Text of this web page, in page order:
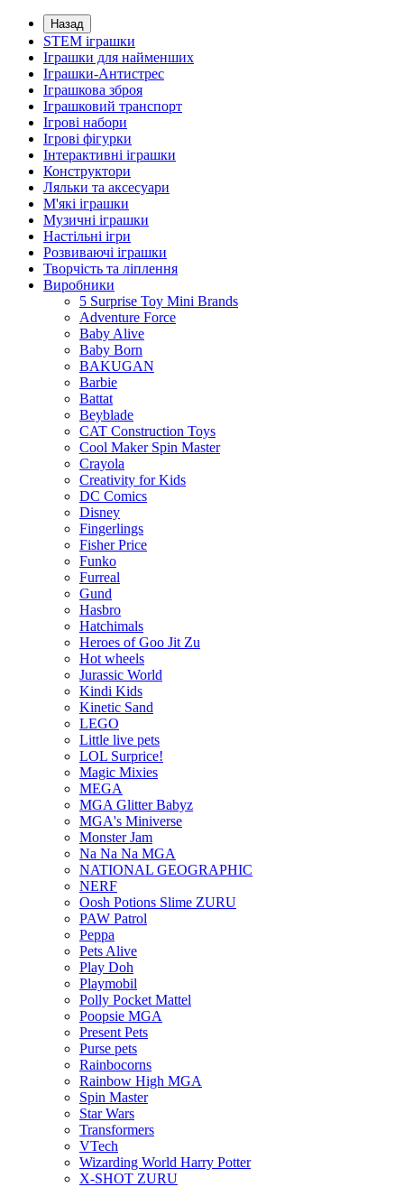
Назад
STEM іграшки
Іграшки для найменших
Іграшки-Антистрес
Іграшкова зброя
Іграшковий транспорт
Ігрові набори
Ігрові фігурки
Інтерактивні іграшки
Конструктори
Ляльки та аксесуари
М'які іграшки
Музичні іграшки
Настільні iгри
Розвиваючі іграшки
Творчість та ліплення
Виробники
5 Surprise Toy Mini Brands
Adventure Force
Baby Alive
Baby Born
BAKUGAN
Barbie
Battat
Beyblade
CAT Construction Toys
Cool Maker Spin Master
Crayola
Creativity for Kids
DC Comics
Disney
Fingerlings
Fisher Price
Funko
Furreal
Gund
Hasbro
Hatchimals
Heroes of Goo Jit Zu
Hot wheels
Jurassic World
Kindi Kids
Kinetic Sand
LEGO
Little live pets
LOL Surprice!
Magic Mixies
MEGA
MGA Glitter Babyz
MGA's Miniverse
Monster Jam
Na Na Na MGA
NATIONAL GEOGRAPHIC
NERF
Oosh Potions Slime ZURU
PAW Patrol
Peppa
Pets Alive
Play Doh
Playmobil
Polly Pocket Mattel
Poopsie MGA
Present Pets
Purse pets
Rainbocorns
Rainbow High MGA
Spin Master
Star Wars
Transformers
VTech
Wizarding World Harry Potter
X-SHOT ZURU